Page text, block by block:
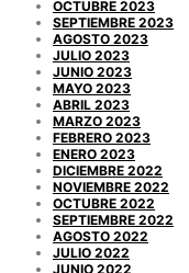
OCTUBRE 2023
SEPTIEMBRE 2023
AGOSTO 2023
JULIO 2023
JUNIO 2023
MAYO 2023
ABRIL 2023
MARZO 2023
FEBRERO 2023
ENERO 2023
DICIEMBRE 2022
NOVIEMBRE 2022
OCTUBRE 2022
SEPTIEMBRE 2022
AGOSTO 2022
JULIO 2022
JUNIO 2022